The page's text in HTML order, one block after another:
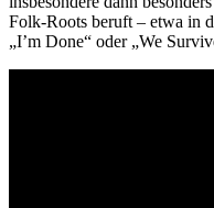
Folk-Roots beruft – etwa in
„I’m Done“ oder „We